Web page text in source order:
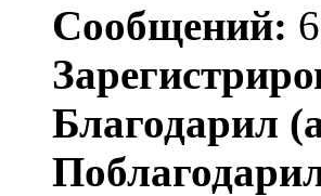
Сообщений:
Благодарил